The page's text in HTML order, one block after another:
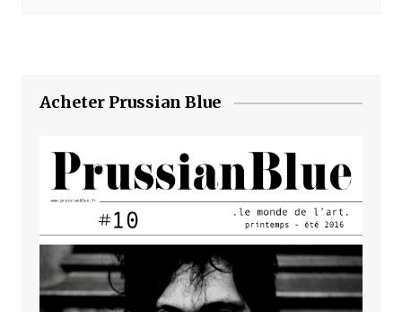
Acheter Prussian Blue